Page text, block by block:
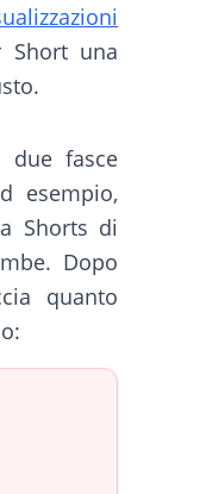
una
due fasce
esempio,
Shorts di
Dopo
quanto